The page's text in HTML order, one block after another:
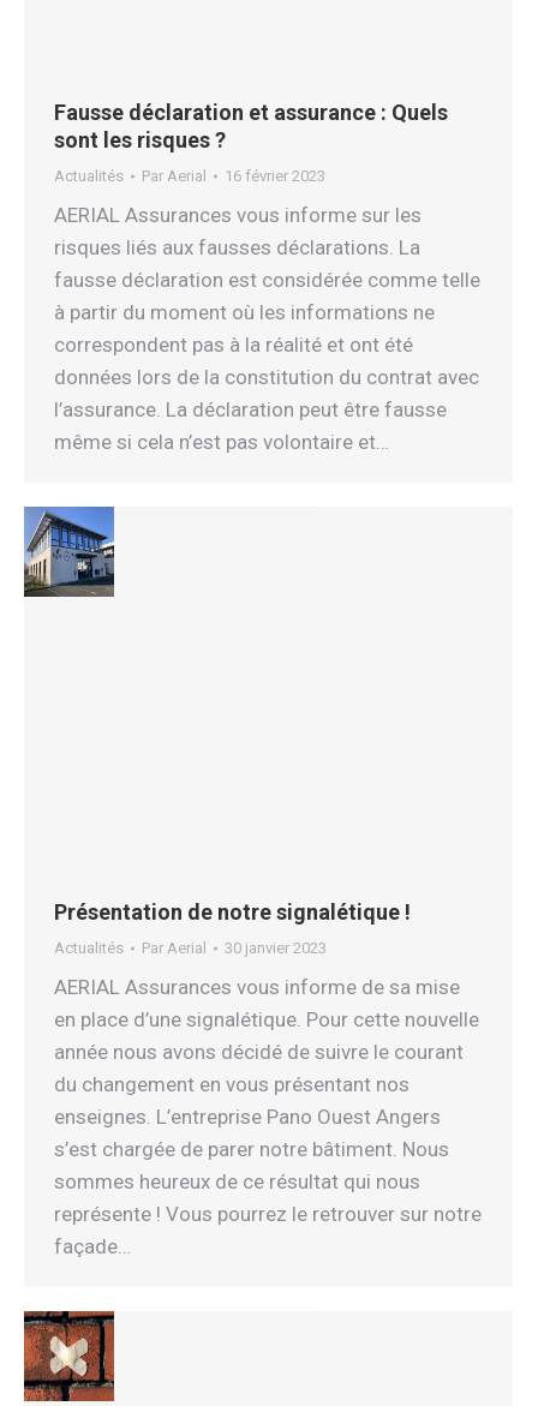
Fausse déclaration et assurance : Quels
sont les risques ?
Actualités Par Aerial 16 février 2023
AERIAL Assurances vous informe sur les
risques liés aux fausses déclarations. La
fausse déclaration est considérée comme telle
à partir du moment où les informations ne
correspondent pas à la réalité et ont été
données lors de la constitution du contrat avec
l’assurance. La déclaration peut être fausse
même si cela n’est pas volontaire et…
Présentation de notre signalétique !
Actualités Par Aerial 30 janvier 2023
AERIAL Assurances vous informe de sa mise
en place d’une signalétique. Pour cette nouvelle
année nous avons décidé de suivre le courant
du changement en vous présentant nos
enseignes. L’entreprise Pano Ouest Angers
s’est chargée de parer notre bâtiment. Nous
sommes heureux de ce résultat qui nous
représente ! Vous pourrez le retrouver sur notre
façade…